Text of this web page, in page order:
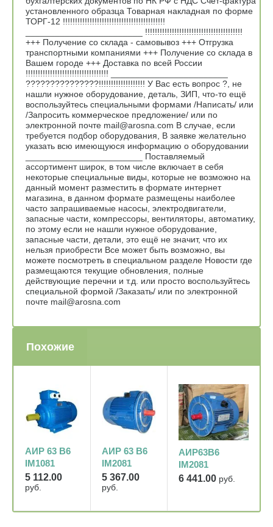
установленного образца Товарная накладная по форме
ТОРГ-12 !!!!!!!!!!!!!!!!!!!!!!!!!!!!!!!!!!!!!!!!!!
________________________ !!!!!!!!!!!!!!!!!!!!!!!!!!!!!!!!!!!!!!!!
+++ Получение со склада - самовывоз +++ Отгрузка
транспортными компаниями +++ Получение со склада в
Вашем городе +++ Доставка по всей России
!!!!!!!!!!!!!!!!!!!!!!!!!!!!!!!!!! ________________________
???????????????!!!!!!!!!!!!!!!!!!! У Вас есть вопрос ?, не
нашли нужное оборудование, деталь, ЗИП, что-то ещё
воспользуйтесь специальными формами /Написать/ или
/Запросить коммерческое предложение/ или по
электронной почте mail@arosna.com В случае, если
требуется подбор оборудования, В заявке желательно
указать всю имеющуюся информацию о оборудовании
________________________ Поставляемый
ассортимент широк, в том числе включает в себя
некоторые специальные виды, которые не возможно на
данный момент разместить в формате интернет
магазина, в данном формате размещены наиболее
часто запрашиваемые насосы, электродвигатели,
запасные части, компрессоры, вентиляторы, автоматику,
по этому если не нашли нужное оборудование,
запасные части, детали, это ещё не значит, что их
нельзя приобрести Все может быть возможно, вы
можете посмотреть в специальном разделе Новости где
размещаются текущие обновления, полные
действующие перечни и т.д. или просто воспользуйтесь
специальной формой /Заказать/ или по электронной
почте mail@arosna.com
Похожие
АИР 63 В6
IM1081
5 112.00
руб.
АИР 63 В6
IM2081
5 367.00
руб.
АИР63В6
IM2081
6 441.00 руб.